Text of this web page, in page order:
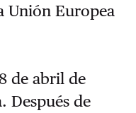
Unión Europea
de abril de
Después de